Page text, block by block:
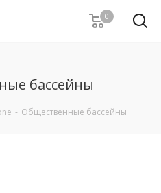
0
бассейны
- Общественные бассейны